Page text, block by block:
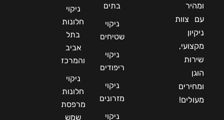
ומהיר
עם צוות
ניקיון
מקצועי,
שירות
הוגן
ומחירים
מעולים!
בתים
ניקוי
שטיחים
ניקוי
ריפודים
ניקוי
מזרונים
ניקוי
ניקוי
חלונות
בתל
אביב
והמרכז
ניקוי
חלונות
מרפסת
שמש